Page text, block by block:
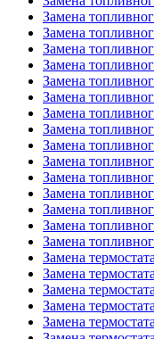
Замена
Замена
Замена
Замена
Замена
Замена
Замена
Замена
Замена
Замена
Замена
Замена
Замена
Замена
Замена
Замена
Замена
Замена
Замена
Замена